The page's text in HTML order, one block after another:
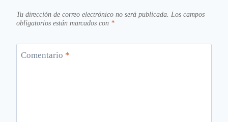
Tu dirección de correo electrónico no será publicada. Los campos
obligatorios están marcados con *
Comentario *